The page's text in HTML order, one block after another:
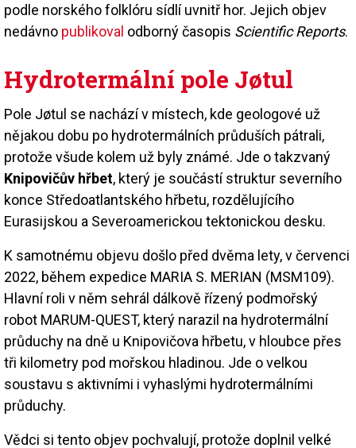
podle norského folklóru sídlí uvnitř hor. Jejich objev
nedávno publikoval odborný časopis Scientific Reports.
Hydrotermální pole Jøtul
Pole Jøtul se nachází v místech, kde geologové už
nějakou dobu po hydrotermálních průduších pátrali,
protože všude kolem už byly známé. Jde o takzvaný
Knipovičův hřbet, který je součástí struktur severního
konce Středoatlantského hřbetu, rozdělujícího
Eurasijskou a Severoamerickou tektonickou desku.
K samotnému objevu došlo před dvěma lety, v červenci
2022, během expedice MARIA S. MERIAN (MSM109).
Hlavní roli v něm sehrál dálkově řízený podmořský
robot MARUM-QUEST, který narazil na hydrotermální
průduchy na dně u Knipovičova hřbetu, v hloubce přes
tři kilometry pod mořskou hladinou. Jde o velkou
soustavu s aktivními i vyhaslými hydrotermálními
průduchy.
Vědci si tento objev pochvalují, protože doplnil velké